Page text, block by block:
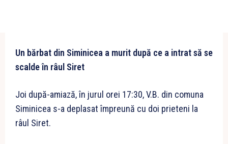
Un bărbat din Siminicea a murit după ce a intrat să se
scalde în râul Siret
Joi după-amiază, în jurul orei 17:30, V.B. din comuna
Siminicea s-a deplasat împreună cu doi prieteni la
râul Siret.